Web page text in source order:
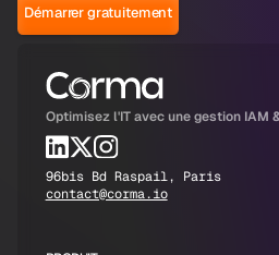
Démarrer gratuitement
Optimisez l'IT avec une gestion IAM
96bis Bd Raspail, Paris
contact@corma.io